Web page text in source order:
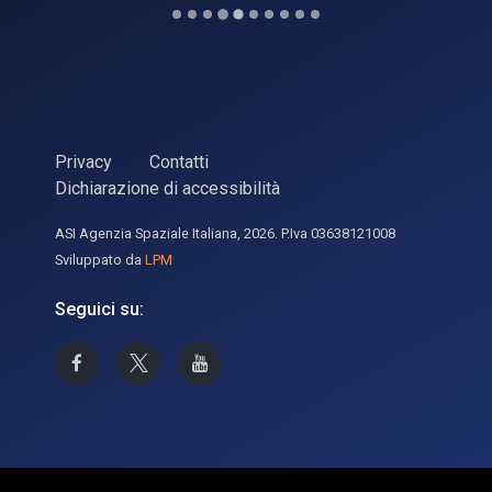
Privacy
Contatti
Dichiarazione di accessibilità
ASI Agenzia Spaziale Italiana, 2026. P.Iva 03638121008
Sviluppato da LPM
Seguici su:
Asi su Facebook
Asi su XCanale Asi su YouTube